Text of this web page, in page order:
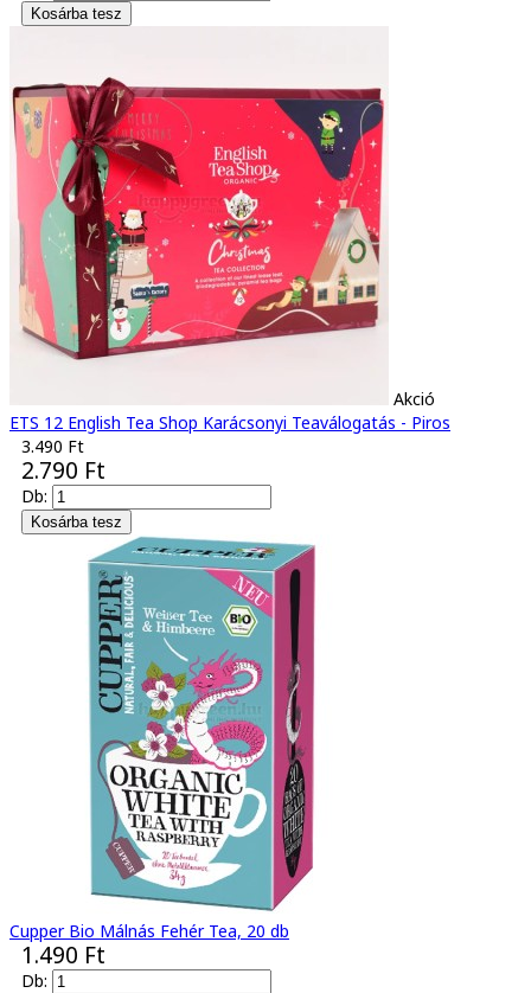
Akció
ETS 12 English Tea Shop Karácsonyi Teaválogatás - Piros
3.490 Ft
2.790 Ft
Db:
Cupper Bio Málnás Fehér Tea, 20 db
1.490 Ft
Db: